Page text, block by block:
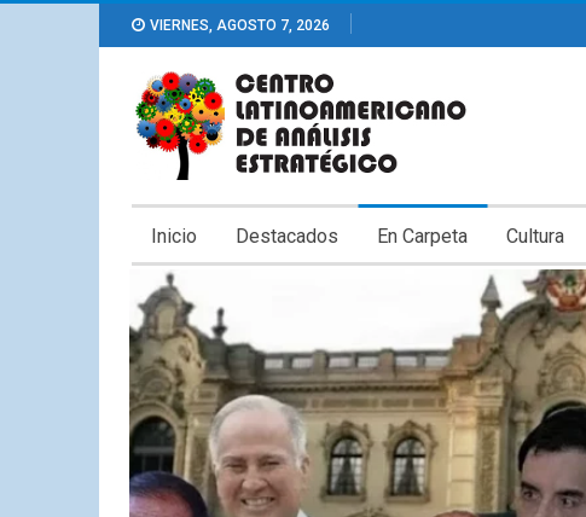
VIERNES, AGOSTO 7, 2026
Inicio Destacados En Carpeta Cultura